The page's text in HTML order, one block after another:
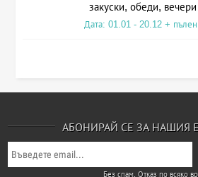
закуски, обеди,
Дата: 01.01 - 20.12 +
АБОНИРАЙ СЕ ЗА НАШИЯ
Без спам. Отказ по всяко